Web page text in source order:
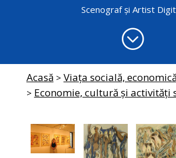
Scenograf şi Artist
;
Acasă > Viața socială,
> Economie, cultură şi activități